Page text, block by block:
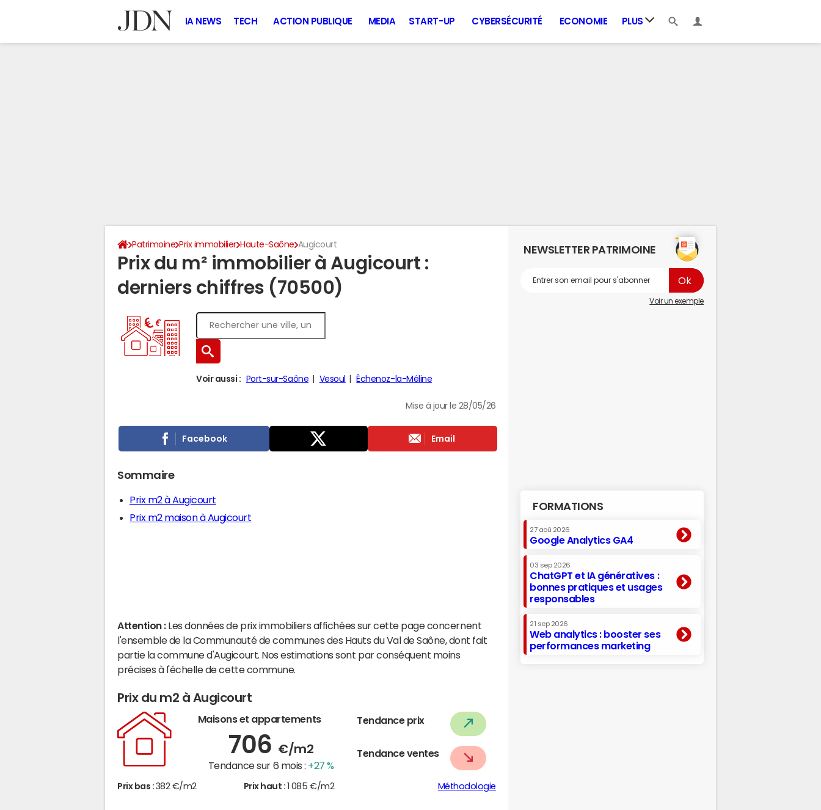
IA NEWS TECH ACTION PUBLIQUE MEDIA START-UP CYBERSÉCURITÉ ECONOMIE PLUS
Patrimoine Prix immobilier Haute-Saône Augicourt
Prix du m² immobilier à Augicourt :
derniers chiffres (70500)
Voir aussi : Port-sur-Saône Vesoul Échenoz-la-Méline
Mise à jour le 28/05/26
Facebook Email
Sommaire
Prix m2 à Augicourt
Prix m2 maison à Augicourt
Attention : Les données de prix immobiliers affichées sur cette page concernent
l'ensemble de la Communauté de communes des Hauts du Val de Saône, dont fait
partie la commune d'Augicourt. Nos estimations sont par conséquent moins
précises à l'échelle de cette commune.
Prix du m2 à Augicourt
Maisons et appartements
706 €/m2
Tendance sur 6 mois : +27 %
Tendance prix
Tendance ventes
Prix bas : 382 €/m2 Prix haut : 1 085 €/m2 Méthodologie
NEWSLETTER PATRIMOINE
Voir un exemple
FORMATIONS
27 aoû 2026
Google Analytics GA4
03 sep 2026
ChatGPT et IA génératives :
bonnes pratiques et usages
responsables
21 sep 2026
Web analytics : booster ses
performances marketing